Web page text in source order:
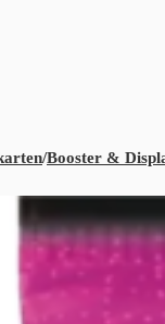
/Booster &